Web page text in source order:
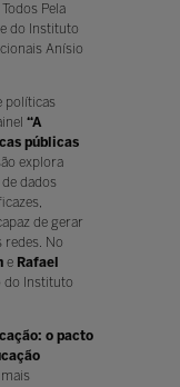
Pela
do Instituto
Anísio
políticas
“A
públicas
explora
dados
de gerar
redes. No
e Rafael
do Instituto
o pacto